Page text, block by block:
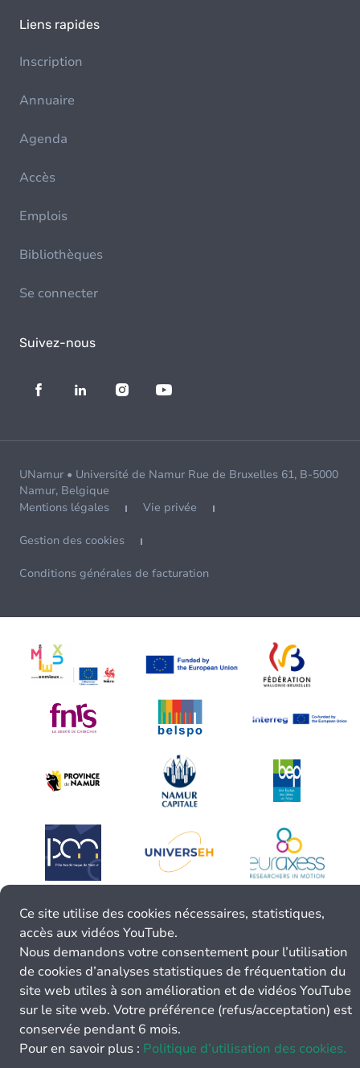
Liens rapides
Inscription
Annuaire
Agenda
Accès
Emplois
Bibliothèques
Se connecter
Suivez-nous
UNamur • Université de Namur Rue de Bruxelles 61, B-5000
Namur, Belgique
Mentions légales
Vie privée
Gestion des cookies
Conditions générales de facturation
Ce site utilise des cookies nécessaires, statistiques,
accès aux vidéos YouTube.
Nous demandons votre consentement pour l’utilisation
de cookies d’analyses statistiques de fréquentation du
site web utiles à son amélioration et de vidéos YouTube
sur le site web. Votre préférence (refus/acceptation) est
conservée pendant 6 mois.
Pour en savoir plus : Politique d’utilisation des cookies.